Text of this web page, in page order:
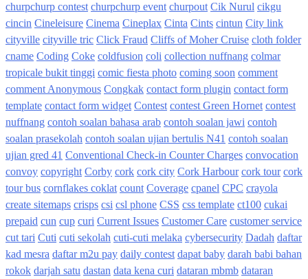
churpchurp contest churpchurp event churpout Cik Nurul cikgu
cincin Cineleisure Cinema Cineplax Cinta Cints cintun City link
cityville cityville tric Click Fraud Cliffs of Moher Cruise cloth folder
cname Coding Coke coldfusion coli collection nuffnang colmar
tropicale bukit tinggi comic fiesta photo coming soon comment
comment Anonymous Congkak contact form plugin contact form
template contact form widget Contest contest Green Hornet contest
nuffnang contoh soalan bahasa arab contoh soalan jawi contoh
soalan prasekolah contoh soalan ujian bertulis N41 contoh soalan
ujian gred 41 Conventional Check-in Counter Charges convocation
convoy copyright Corby cork cork city Cork Harbour cork tour cork
tour bus cornflakes coklat count Coverage cpanel CPC crayola
create sitemaps crisps csi csl phone CSS css template ct100 cukai
prepaid cun cup curi Current Issues Customer Care customer service
cut tari Cuti cuti sekolah cuti-cuti melaka cybersecurity Dadah daftar
kad mesra daftar m2u pay daily contest dapat baby darah babi bahan
rokok darjah satu dastan data kena curi dataran mbmb dataran